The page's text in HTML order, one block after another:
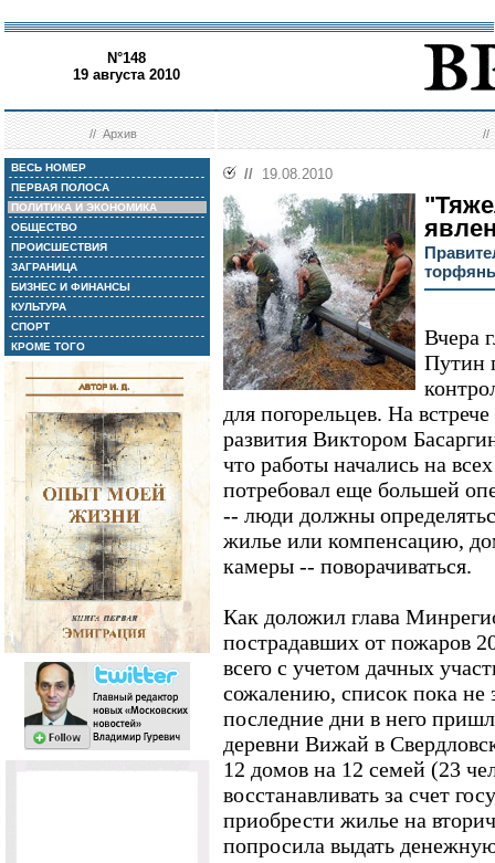
N°148
19 августа 2010
//Архив //
ВЕСЬ НОМЕР
ПЕРВАЯ ПОЛОСА
ПОЛИТИКА И ЭКОНОМИКА
ОБЩЕСТВО
ПРОИСШЕСТВИЯ
ЗАГРАНИЦА
БИЗНЕС И ФИНАНСЫ
КУЛЬТУРА
СПОРТ
КРОМЕ ТОГО
// 19.08.2010
Вчера
Путин
для погорельцев. На
развития Виктором
что работы начались на
потребовал еще большей
-- люди должны
жилье или компенсацию,
камеры -- поворачиваться.
Как доложил глава
пострадавших от пожаров
всего с учетом дачных
сожалению, список пока не
последние дни в него
деревни Вижай в
12 домов на 12 семей (23
восстанавливать за счет
приобрести жилье на
попросила выдать